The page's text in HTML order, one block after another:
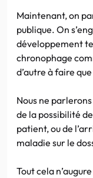
Maintenant, on
publique. On
développement
chronophage
d’autre à faire
Nous ne
de la possibilité
patient, ou de
maladie sur le
Tout cela